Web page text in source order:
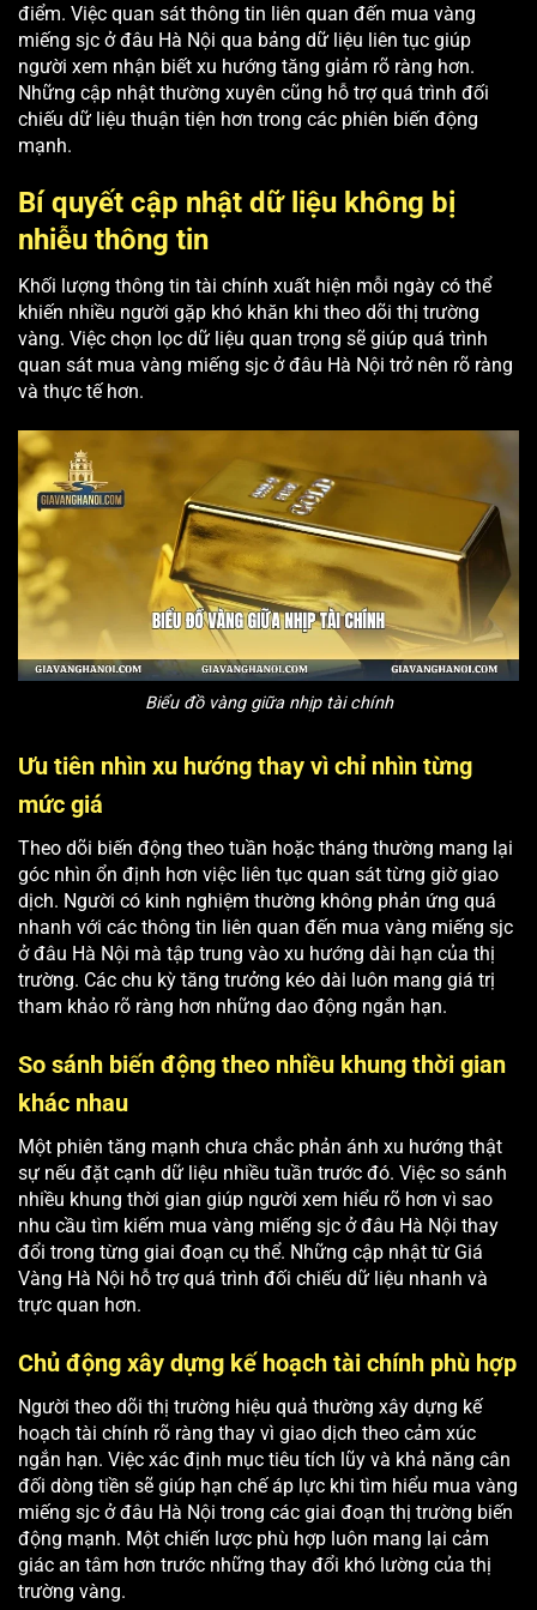
điểm. Việc quan sát thông tin liên quan đến mua vàng
miếng sjc ở đâu Hà Nội qua bảng dữ liệu liên tục giúp
người xem nhận biết xu hướng tăng giảm rõ ràng hơn.
Những cập nhật thường xuyên cũng hỗ trợ quá trình đối
chiếu dữ liệu thuận tiện hơn trong các phiên biến động
mạnh.
Bí quyết cập nhật dữ liệu không bị
nhiễu thông tin
Khối lượng thông tin tài chính xuất hiện mỗi ngày có thể
khiến nhiều người gặp khó khăn khi theo dõi thị trường
vàng. Việc chọn lọc dữ liệu quan trọng sẽ giúp quá trình
quan sát mua vàng miếng sjc ở đâu Hà Nội trở nên rõ ràng
và thực tế hơn.
Biểu đồ vàng giữa nhịp tài chính
Ưu tiên nhìn xu hướng thay vì chỉ nhìn từng
mức giá
Theo dõi biến động theo tuần hoặc tháng thường mang lại
góc nhìn ổn định hơn việc liên tục quan sát từng giờ giao
dịch. Người có kinh nghiệm thường không phản ứng quá
nhanh với các thông tin liên quan đến mua vàng miếng sjc
ở đâu Hà Nội mà tập trung vào xu hướng dài hạn của thị
trường. Các chu kỳ tăng trưởng kéo dài luôn mang giá trị
tham khảo rõ ràng hơn những dao động ngắn hạn.
So sánh biến động theo nhiều khung thời gian
khác nhau
Một phiên tăng mạnh chưa chắc phản ánh xu hướng thật
sự nếu đặt cạnh dữ liệu nhiều tuần trước đó. Việc so sánh
nhiều khung thời gian giúp người xem hiểu rõ hơn vì sao
nhu cầu tìm kiếm mua vàng miếng sjc ở đâu Hà Nội thay
đổi trong từng giai đoạn cụ thể. Những cập nhật từ Giá
Vàng Hà Nội hỗ trợ quá trình đối chiếu dữ liệu nhanh và
trực quan hơn.
Chủ động xây dựng kế hoạch tài chính phù hợp
Người theo dõi thị trường hiệu quả thường xây dựng kế
hoạch tài chính rõ ràng thay vì giao dịch theo cảm xúc
ngắn hạn. Việc xác định mục tiêu tích lũy và khả năng cân
đối dòng tiền sẽ giúp hạn chế áp lực khi tìm hiểu mua vàng
miếng sjc ở đâu Hà Nội trong các giai đoạn thị trường biến
động mạnh. Một chiến lược phù hợp luôn mang lại cảm
giác an tâm hơn trước những thay đổi khó lường của thị
trường vàng.